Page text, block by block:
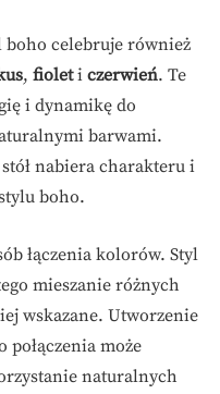
boho celebruje również
, fioleti czerwień. Te
i dynamikę do
barwami.
nabiera charakteru i
boho.
łączenia kolorów. Styl
mieszanie różnych
wskazane. Utworzenie
może
naturalnych